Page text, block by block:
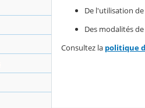
De l'utilisation
Des modalités
Consultez la politique